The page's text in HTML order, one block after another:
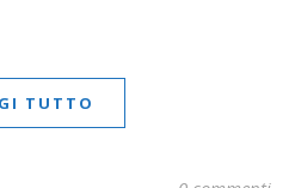
TUTTO